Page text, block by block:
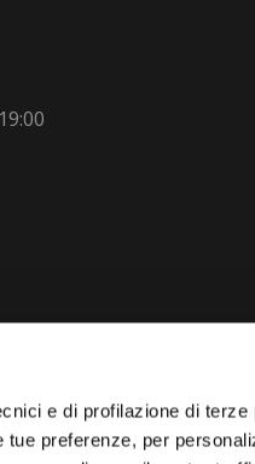
e di profilazione di
preferenze, per
Vai Al Garage